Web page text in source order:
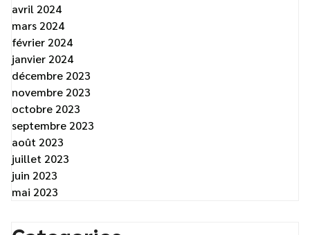
avril 2024
mars 2024
février 2024
janvier 2024
décembre 2023
novembre 2023
octobre 2023
septembre 2023
août 2023
juillet 2023
juin 2023
mai 2023